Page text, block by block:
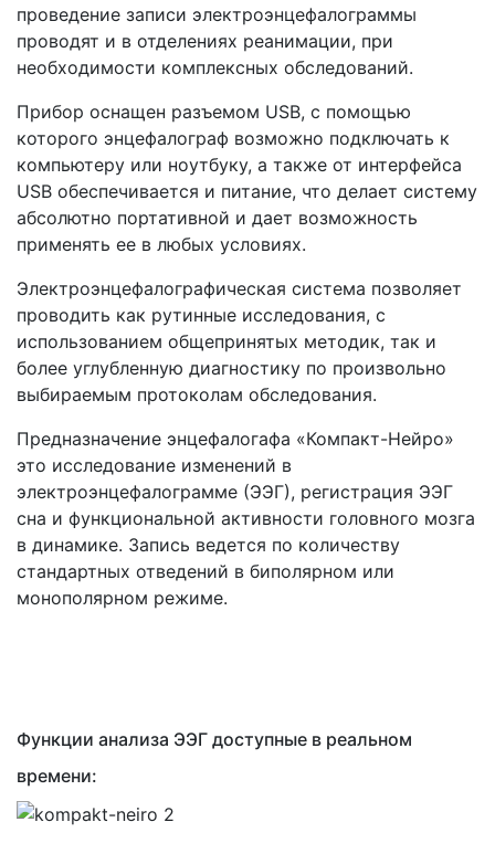
проведение записи электроэнцефалограммы
проводят и в отделениях реанимации, при
необходимости комплексных обследований.
Прибор оснащен разъемом USB, с помощью
которого энцефалограф возможно подключать к
компьютеру или ноутбуку, а также от интерфейса
USB обеспечивается и питание, что делает систему
абсолютно портативной и дает возможность
применять ее в любых условиях.
Электроэнцефалографическая система позволяет
проводить как рутинные исследования, с
использованием общепринятых методик, так и
более углубленную диагностику по произвольно
выбираемым протоколам обследования.
Предназначение энцефалогафа «Компакт-Нейро»
это исследование изменений в
электроэнцефалограмме (ЭЭГ), регистрация ЭЭГ
сна и функциональной активности головного мозга
в динамике. Запись ведется по количеству
стандартных отведений в биполярном или
монополярном режиме.
Функции анализа ЭЭГ доступные в реальном
времени: